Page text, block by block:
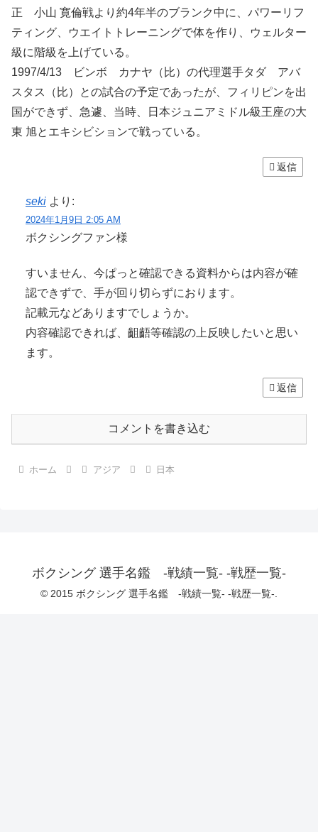
正 小山 寛倫戦より約4年半のブランク中に、パワーリフ
ティング、ウエイトトレーニングで体を作り、ウェルター
級に階級を上げている。
1997/4/13 ビンボ カナヤ（比）の代理選手タダ アバ
スタス（比）との試合の予定であったが、フィリピンを出
国ができず、急遽、当時、日本ジュニアミドル級王座の大
東 旭とエキシビションで戦っている。
返信
seki より:
2024年1月9日 2:05 AM
ボクシングファン様
すいません、今ぱっと確認できる資料からは内容が確
認できずで、手が回り切らずにおります。
記載元などありますでしょうか。
内容確認できれば、齟齬等確認の上反映したいと思い
ます。
返信
コメントを書き込む
ホーム アジア 日本
ボクシング 選手名鑑 -戦績一覧- -戦歴一覧-
© 2015 ボクシング 選手名鑑 -戦績一覧- -戦歴一覧-.